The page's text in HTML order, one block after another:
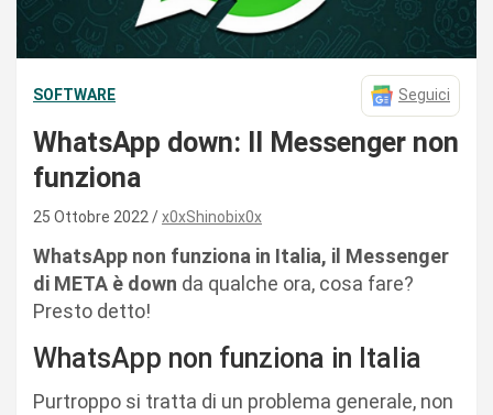
SOFTWARE Seguici
WhatsApp down: Il Messenger non
funziona
25 Ottobre 2022 x0xShinobix0x
WhatsApp non funziona in Italia, il Messenger
di META è down da qualche ora, cosa fare?
Presto detto!
WhatsApp non funziona in Italia
Purtroppo si tratta di un problema generale, non